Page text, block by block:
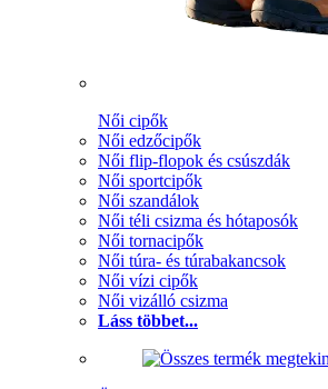
Női cipők
Női edzőcipők
Női flip-flopok és csúszdák
Női sportcipők
Női szandálok
Női téli csizma és hótaposók
Női tornacipők
Női túra- és túrabakancsok
Női vízi cipők
Női vizálló csizma
Láss többet...